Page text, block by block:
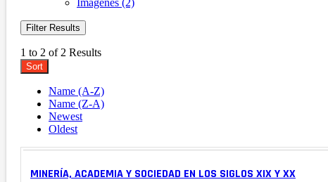
Imágenes (2)
Filter Results
1 to 2 of 2 Results
Sort
Name (A-Z)
Name (Z-A)
Newest
Oldest
MINERÍA, ACADEMIA Y SOCIEDAD EN LOS SIGLOS XIX Y XX